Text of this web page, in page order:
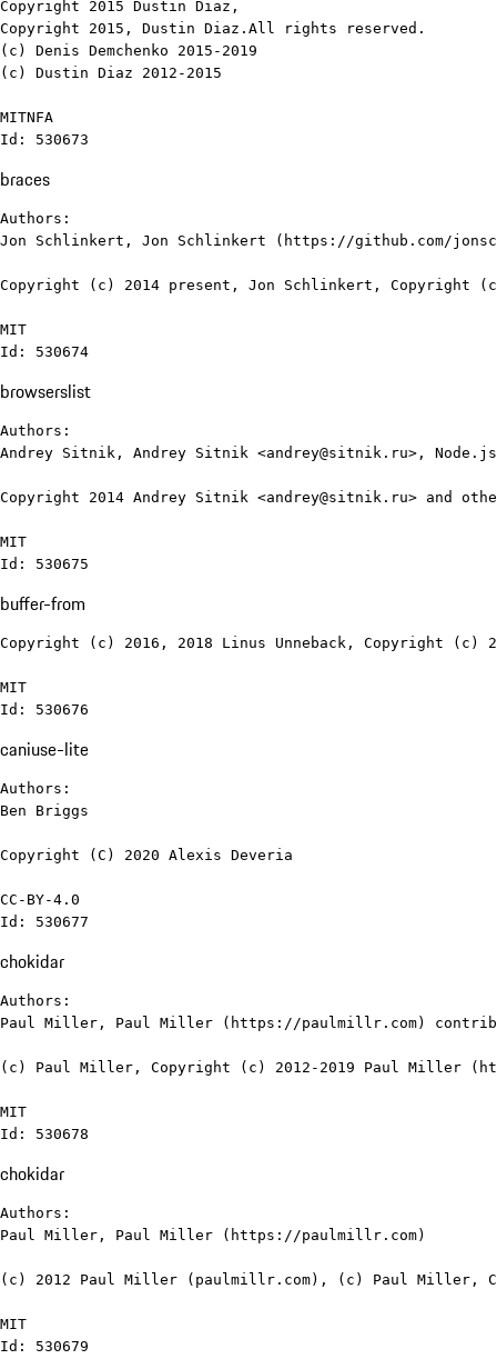
Copyright 2015 Dustin Diaz,
Copyright 2015, Dustin Diaz.All rights reserved.
(c) Denis Demchenko 2015-2019
(c) Dustin Diaz 2012-2015
MITNFA
Id: 530673
braces
Authors:
Jon Schlinkert, Jon Schlinkert (https://github.com/
Copyright (c) 2014 present, Jon Schlinkert, Copyright
MIT
Id: 530674
browserslist
Authors:
Andrey Sitnik, Andrey Sitnik <andrey@sitnik.ru>,
Copyright 2014 Andrey Sitnik <andrey@sitnik.ru> and
MIT
Id: 530675
buffer-from
Copyright (c) 2016, 2018 Linus Unneback, Copyright (c)
MIT
Id: 530676
caniuse-lite
Authors:
Ben Briggs
Copyright (C) 2020 Alexis Deveria
CC-BY-4.0
Id: 530677
chokidar
Authors:
Paul Miller, Paul Miller (https://paulmillr.com)
(c) Paul Miller, Copyright (c) 2012-2019 Paul Miller
MIT
Id: 530678
chokidar
Authors:
Paul Miller, Paul Miller (https://paulmillr.com)
(c) 2012 Paul Miller (paulmillr.com), (c) Paul Miller,
MIT
Id: 530679